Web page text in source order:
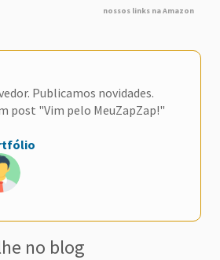
nossos links na Amazon
Publicamos novidades.
post "Vim pelo MeuZapZap!"
no blog